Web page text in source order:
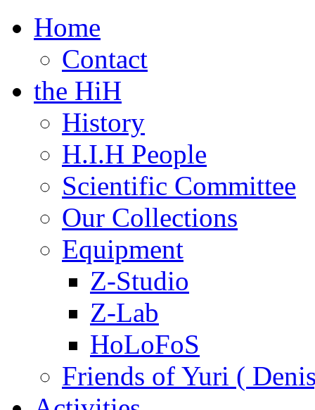
Home
Contact
the HiH
History
H.I.H People
Scientific Committee
Our Collections
Equipment
Z-Studio
Z-Lab
HoLoFoS
Friends of Yuri (